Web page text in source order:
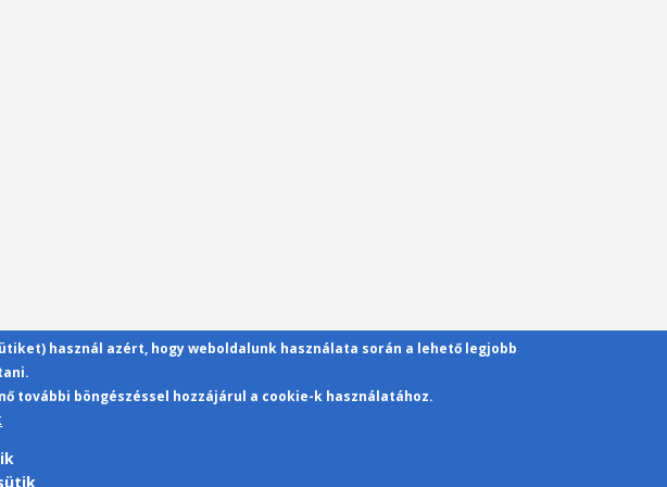
használ azért, hogy weboldalunk használata során a lehető legjobb
további böngészéssel hozzájárul a cookie-k használatához.